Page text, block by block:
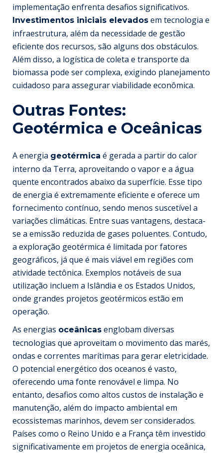
implementação enfrenta desafios significativos.
Investimentos iniciais elevados em tecnologia e
infraestrutura, além da necessidade de gestão
eficiente dos recursos, são alguns dos obstáculos.
Além disso, a logística de coleta e transporte da
biomassa pode ser complexa, exigindo planejamento
cuidadoso para assegurar viabilidade econômica.
Outras Fontes:
Geotérmica e Oceânicas
A energia geotérmica é gerada a partir do calor
interno da Terra, aproveitando o vapor e a água
quente encontrados abaixo da superfície. Esse tipo
de energia é extremamente eficiente e oferece um
fornecimento contínuo, sendo menos suscetível a
variações climáticas. Entre suas vantagens, destaca-
se a emissão reduzida de gases poluentes. Contudo,
a exploração geotérmica é limitada por fatores
geográficos, já que é mais viável em regiões com
atividade tectônica. Exemplos notáveis de sua
utilização incluem a Islândia e os Estados Unidos,
onde grandes projetos geotérmicos estão em
operação.
As energias oceânicas englobam diversas
tecnologias que aproveitam o movimento das marés,
ondas e correntes marítimas para gerar eletricidade.
O potencial energético dos oceanos é vasto,
oferecendo uma fonte renovável e limpa. No
entanto, desafios como altos custos de instalação e
manutenção, além do impacto ambiental em
ecossistemas marinhos, devem ser considerados.
Países como o Reino Unido e a França têm investido
significativamente em projetos de energia oceânica,